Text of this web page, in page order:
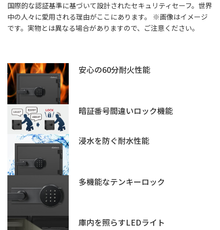
国際的な認証基準に基づいて設計されたセキュリティセーフ。世界
中の人々に愛用される理由がここにあります。 ※画像はイメージ
です。実物とは異なる場合がありますので、ご注意ください。
安心の60分耐火性能
暗証番号間違いロック機能
浸水を防ぐ耐水性能
多機能なテンキーロック
庫内を照らすLEDライト